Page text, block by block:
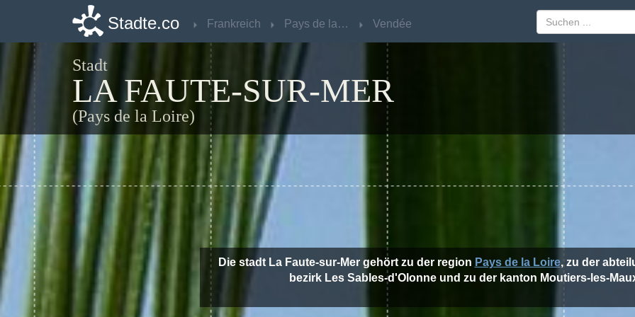
Stadte.co Frankreich Pays de la Loire Vendée
Stadt
LA FAUTE-SUR-MER
(Pays de la Loire)
Die stadt La Faute-sur-Mer gehört zu der region Pays de la Loire, zu der
bezirk Les Sables-d'Olonne und zu der kanton Moutiers-les-
Stadte.co Frankreich Pays de la Loire Vendée